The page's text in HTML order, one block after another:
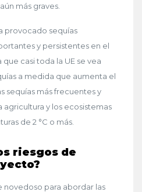
más graves.
provocado sequías
y persistentes en el
casi toda la UE se vea
a medida que aumenta el
sequías más frecuentes y
agricultura y los ecosistemas
de 2 °C o más.
riesgos de
novedoso para abordar las